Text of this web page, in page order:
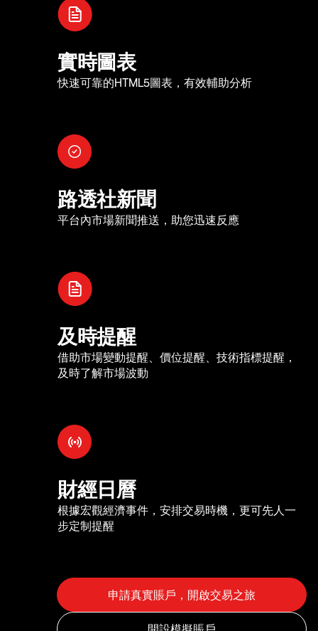
實時圖表
快速可靠的HTML5圖表，有效輔助分析
路透社新聞
平台內市場新聞推送，助您迅速反應
及時提醒
借助市場變動提醒、價位提醒、技術指標提醒，
及時了解市場波動
財經日曆
根據宏觀經濟事件，安排交易時機，更可先人一
步定制提醒